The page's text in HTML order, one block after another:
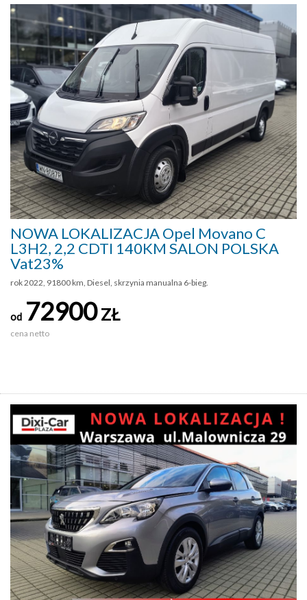
NOWA LOKALIZACJA Opel Movano C
L3H2, 2,2 CDTI 140KM SALON POLSKA
Vat23%
rok 2022, 91800 km, Diesel, skrzynia manualna 6-bieg.
od 72900ZŁ
cena netto